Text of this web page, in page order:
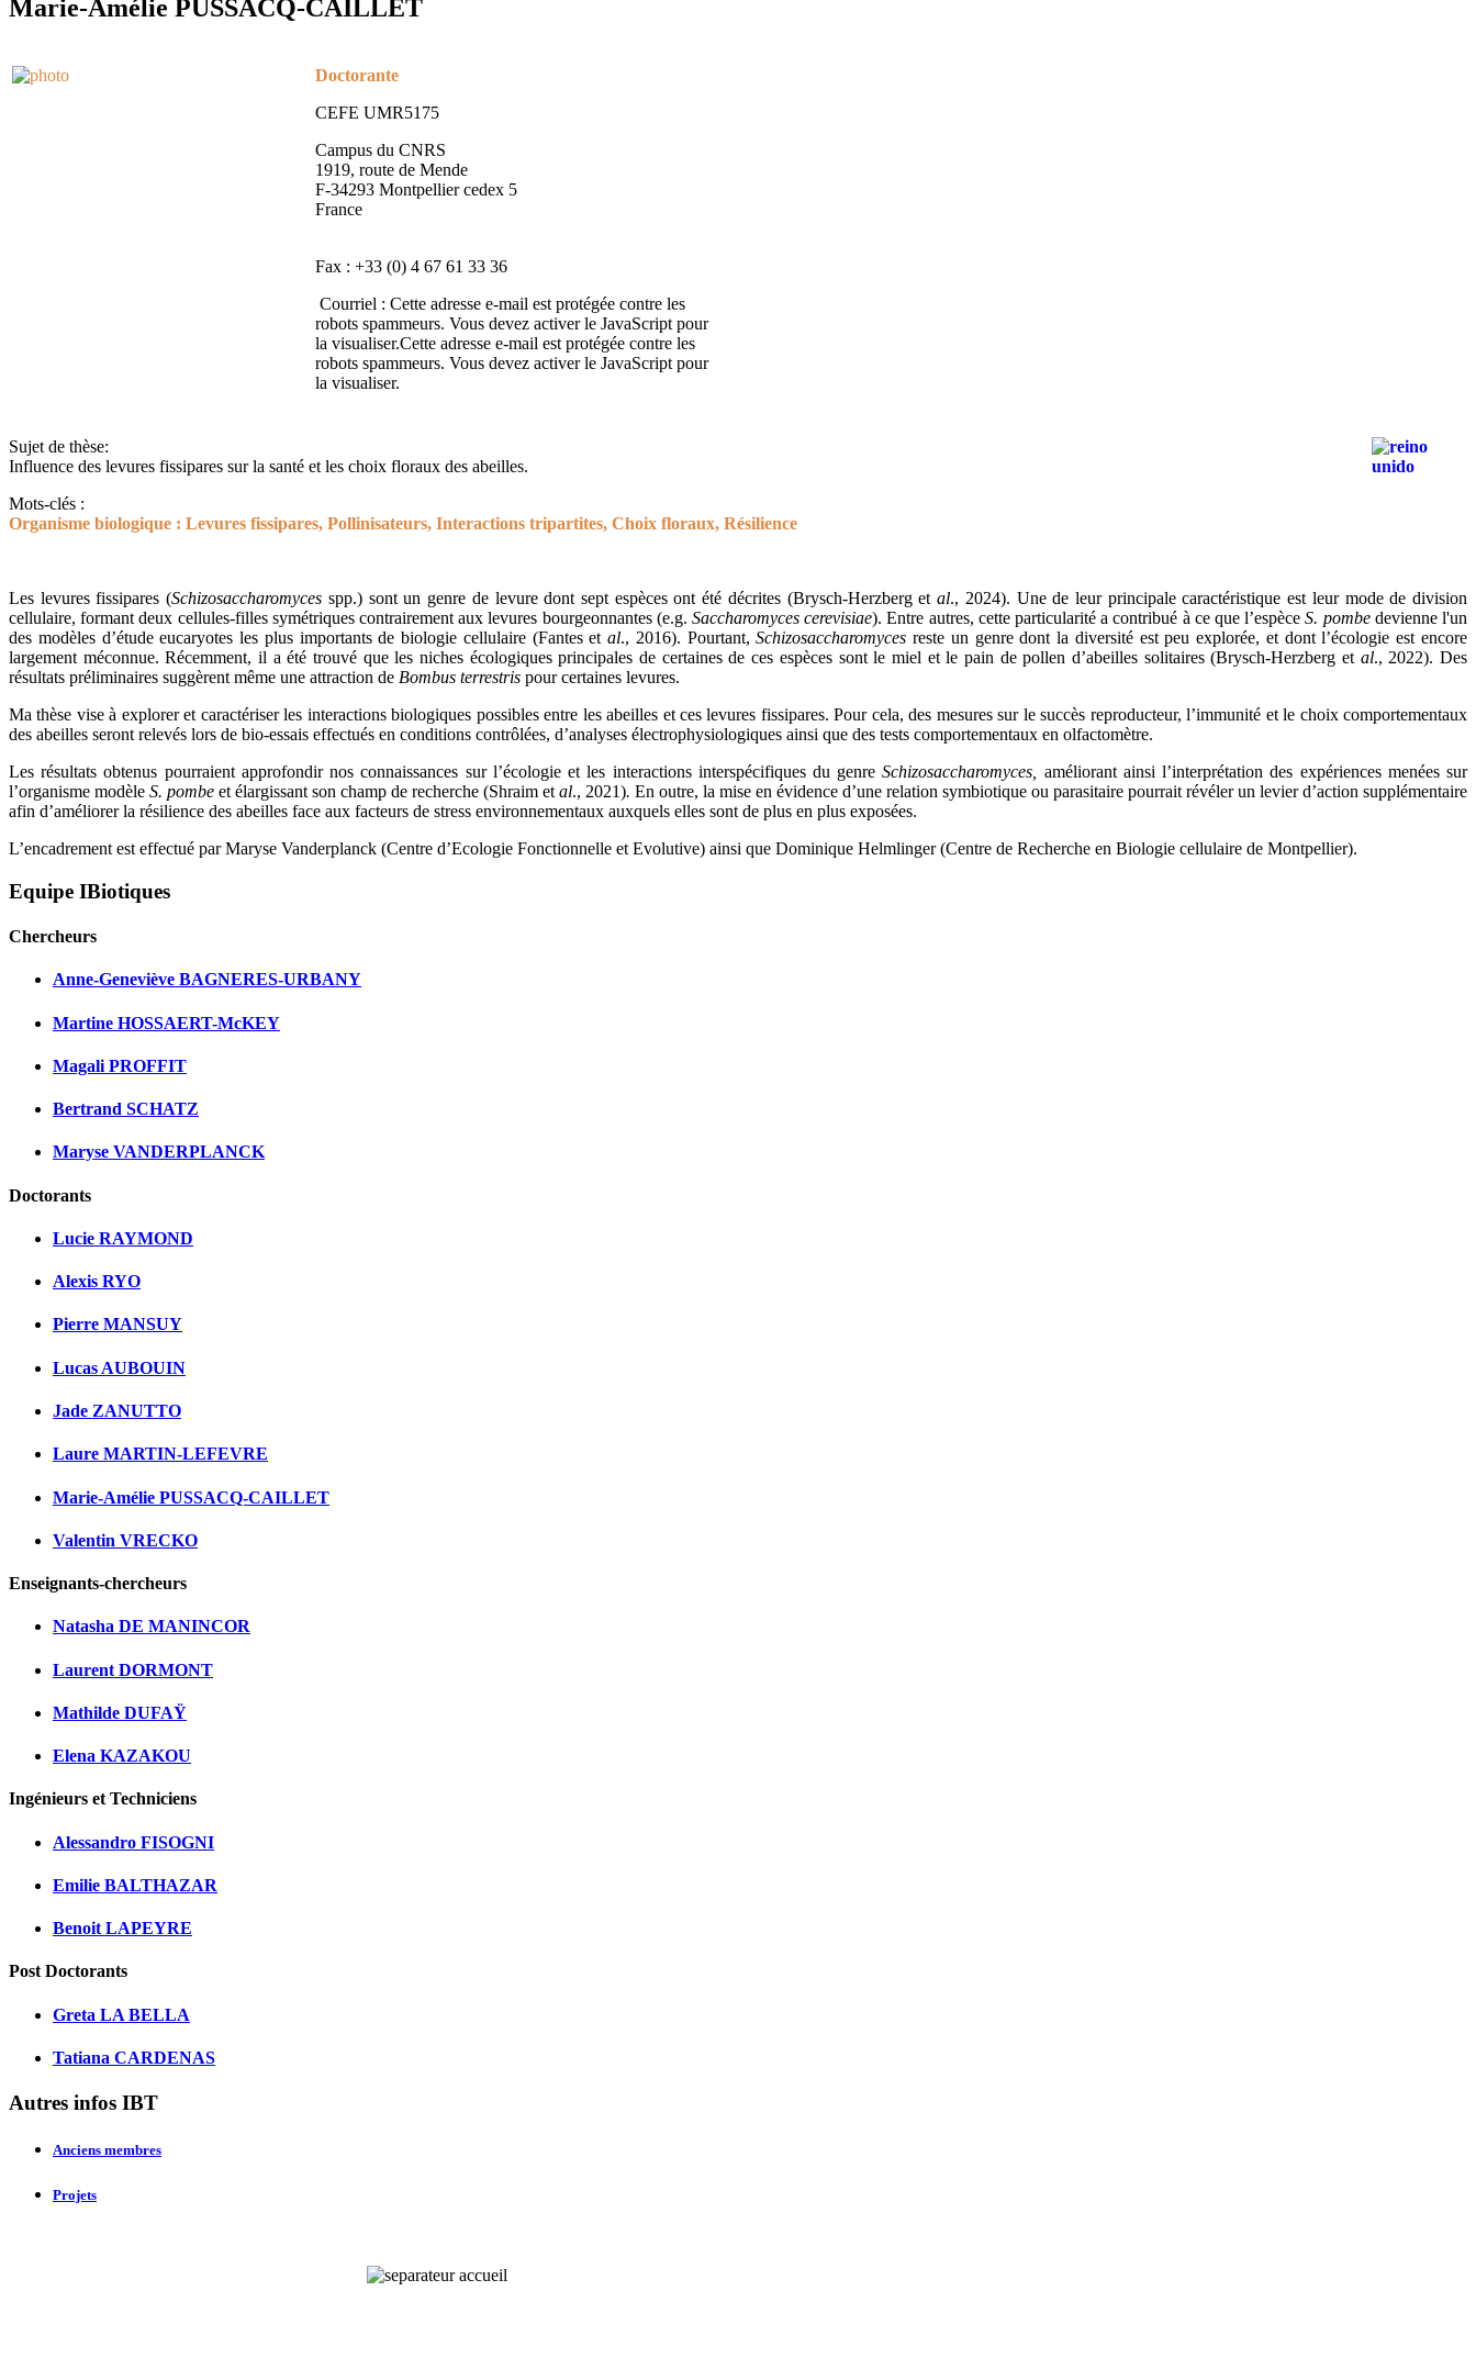
Marie-Amélie PUSSACQ-CAILLET
Doctorante
CEFE UMR5175
Campus du CNRS
1919, route de Mende
F-34293 Montpellier cedex 5
France
Fax : +33 (0) 4 67 61 33 36
Courriel : Cette adresse e-mail est protégée contre les
robots spammeurs. Vous devez activer le JavaScript pour
la visualiser.Cette adresse e-mail est protégée contre les
robots spammeurs. Vous devez activer le JavaScript pour
la visualiser.
Sujet de thèse:
Influence des levures fissipares sur la santé et les choix floraux des abeilles.
Mots-clés :
Organisme biologique : Levures fissipares, Pollinisateurs, Interactions tripartites, Choix floraux, Résilience
Les levures fissipares (Schizosaccharomyces spp.) sont un genre de levure dont sept espèces ont été décrites (Brysch‐Herzberg etal., 2024). Une de leur principale caractéristique est leur mode de division
cellulaire, formant deux cellules-filles symétriques contrairement aux levures bourgeonnantes (e.g. Saccharomyces cerevisiae). Entre autres, cette particularité a contribué à ce que l’espèceS. pombedevienne l'un
des modèles d’étude eucaryotes les plus importants de biologie cellulaire (Fantes etal., 2016). Pourtant,Schizosaccharomyces reste un genre dont la diversité est peu explorée, et dont l’écologie est encore
largement méconnue. Récemment, il a été trouvé que les niches écologiques principales de certaines de ces espèces sont le miel et le pain de pollen d’abeilles solitaires (Brysch‐Herzberg et al., 2022). Des
résultats préliminaires suggèrent même une attraction de Bombus terrestris pour certaines levures.
Ma thèse vise à explorer et caractériser les interactions biologiques possibles entre les abeilles et ces levures fissipares. Pour cela, des mesures sur le succès reproducteur, l’immunité et le choix comportementaux
des abeilles seront relevés lors de bio-essais effectués en conditions contrôlées, d’analyses électrophysiologiques ainsi que des tests comportementaux en olfactomètre.
Les résultats obtenus pourraient approfondir nos connaissances sur l’écologie et les interactions interspécifiques du genreSchizosaccharomyces,
améliorant ainsi l’interprétation des expériences menées sur
l’organisme modèle S. pombe et élargissant son champ de recherche (Shraim et al., 2021). En outre, la mise en évidence d’une relation symbiotique ou parasitaire pourrait révéler un levier d’action supplémentaire
afin d’améliorer la résilience des abeilles face aux facteurs de stress environnementaux auxquels elles sont de plus en plus exposées.
L’encadrement est effectué par Maryse Vanderplanck (Centre d’Ecologie Fonctionnelle et Evolutive) ainsi que Dominique Helmlinger (Centre de Recherche en Biologie cellulaire de Montpellier).
Equipe IBiotiques
Chercheurs
Anne-Geneviève BAGNERES-URBANY
Martine HOSSAERT-McKEY
Magali PROFFIT
Bertrand SCHATZ
Maryse VANDERPLANCK
Doctorants
Lucie RAYMOND
Alexis RYO
Pierre MANSUY
Lucas AUBOUIN
Jade ZANUTTO
Laure MARTIN-LEFEVRE
Marie-Amélie PUSSACQ-CAILLET
Valentin VRECKO
Enseignants-chercheurs
Natasha DE MANINCOR
Laurent DORMONT
Mathilde DUFAŸ
Elena KAZAKOU
Ingénieurs et Techniciens
Alessandro FISOGNI
Emilie BALTHAZAR
Benoit LAPEYRE
Post Doctorants
Greta LA BELLA
Tatiana CARDENAS
Autres infos IBT
Anciens membres
Projets